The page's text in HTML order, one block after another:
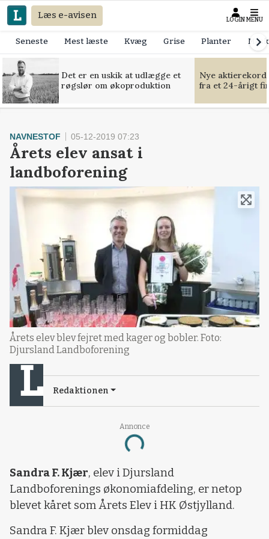
Læs e-avisen LOGIN MENU
Seneste Mest læste Kvæg Grise Planter
Det er en uskik at udlægge et
røgslør om økoproduktion
Nye
fra et 24-årigt
Annonce
Loading...
NAVNESTOF 05-12-2019 07:23
Årets elev ansat i
landboforening
Årets elev blev fejret med kager og bobler. Foto:
Djursland Landboforening
Redaktionen
Sandra F. Kjær, elev i Djursland
Landboforenings økonomiafdeling, er netop
blevet kåret som Årets Elev i HK Østjylland.
Sandra F. Kjær blev onsdag formiddag